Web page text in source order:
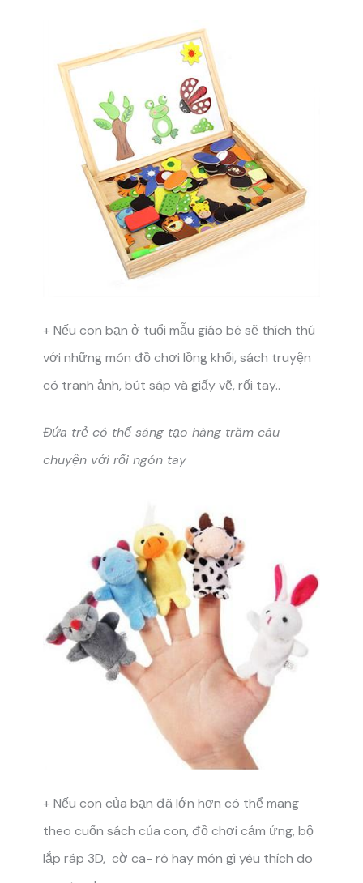
+ Nếu con bạn ở tuổi mẫu giáo bé sẽ thích thú
với những món đồ chơi lồng khối, sách truyện
có tranh ảnh, bút sáp và giấy vẽ, rối tay..
Đứa trẻ có thể sáng tạo hàng trăm câu
chuyện với rối ngón tay
+ Nếu con của bạn đã lớn hơn có thể mang
theo cuốn sách của con, đồ chơi cảm ứng, bộ
lắp ráp 3D, cờ ca- rô hay món gì yêu thích do